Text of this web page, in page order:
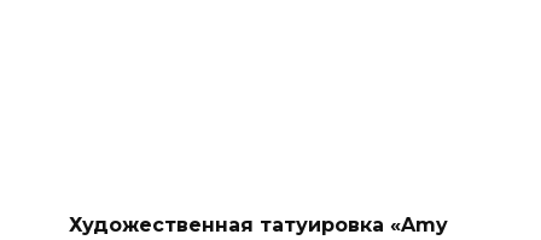
Художественная татуировка «Amy